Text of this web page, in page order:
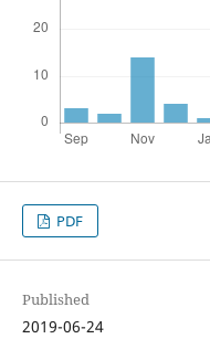
PDF
Published
2019-06-24